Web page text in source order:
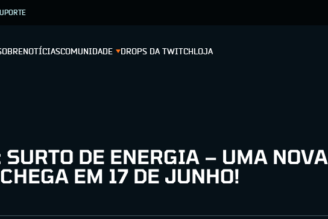
NOTÍCIASCOMUNIDADE DROPS DA TWITCHLOJA
DE ENERGIA – UMA NOVA
EM 17 DE JUNHO!